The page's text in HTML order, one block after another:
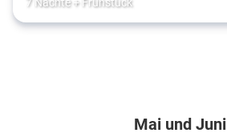
Mai und Juni